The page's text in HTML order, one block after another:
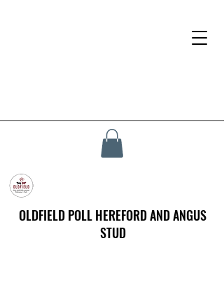
OLDFIELD POLL HEREFORD AND ANGUS
STUD